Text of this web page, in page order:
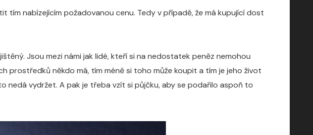
nabízejícím požadovanou cenu. Tedy v případě, že má kupující dost
Jsou mezi námi jak lidé, kteří si na nedostatek peněz nemohou
prostředků někdo má, tím méně si toho může koupit a tím je jeho život
nedá vydržet. A pak je třeba vzít si půjčku, aby se podařilo aspoň to